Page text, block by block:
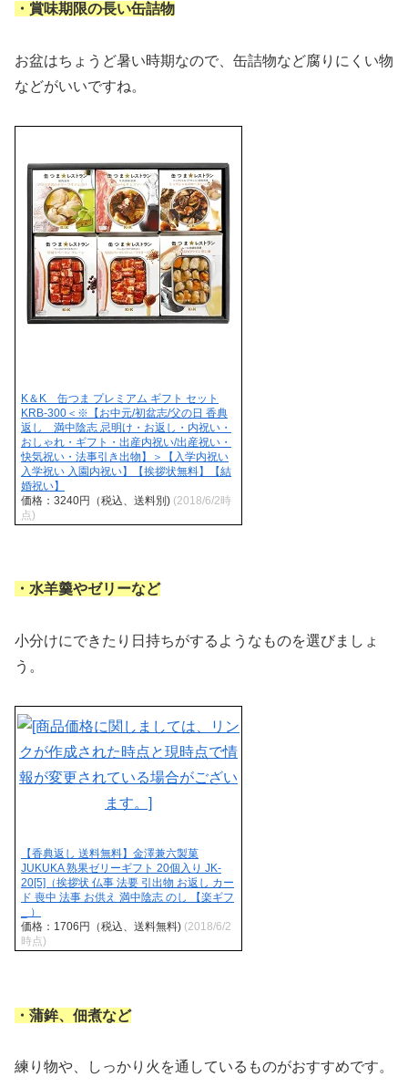
・賞味期限の長い缶詰物
お盆はちょうど暑い時期なので、缶詰物など腐りにくい物
などがいいですね。
K＆K 缶つま プレミアム ギフト セット
KRB-300＜※【お中元/初盆志/父の日 香典
返し 満中陰志 忌明け・お返し・内祝い・
おしゃれ・ギフト・出産内祝い/出産祝い・
快気祝い・法事引き出物】＞【入学内祝い
入学祝い 入園内祝い】【挨拶状無料】【結
婚祝い】
価格：3240円（税込、送料別) (2018/6/2時
点)
・水羊羹やゼリーなど
小分けにできたり日持ちがするようなものを選びましょ
う。
【香典返し 送料無料】金澤兼六製菓
JUKUKA 熟果ゼリーギフト 20個入り JK-
20[5]（挨拶状 仏事 法要 引出物 お返し カー
ド 喪中 法事 お供え 満中陰志 のし 【楽ギフ
_ ）
価格：1706円（税込、送料無料) (2018/6/2
時点)
・蒲鉾、佃煮など
練り物や、しっかり火を通しているものがおすすめです。